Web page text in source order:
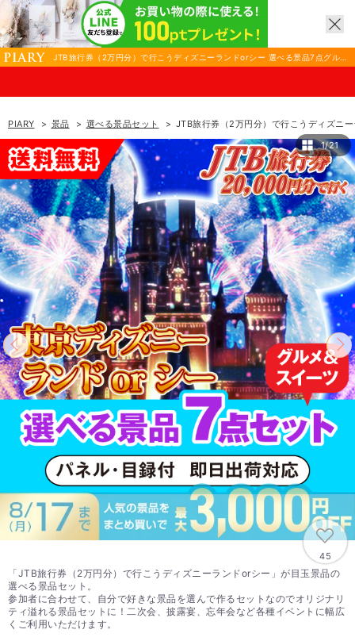
JTB旅行券（2万円分）で行こうディズニーランドorシー 選べる景品7点グルメ
セット| 結婚式 二次会 忘年会におすすめ！|景品ならPIARY（ピアリー）
PIARY 景品 選べる景品セット
JTB旅行券（2万円分）で行こうディズニ
1/21
45
「JTB旅行券（2万円分）で行こうディズニーランドorシー」が目玉景品の
選べる景品セット。
参加者に合わせて、自分で好きな景品を選んで作るセットなのでオリジナリ
ティ溢れる景品セットに！二次会、披露宴、忘年会など各種イベントに幅広
くご利用いただけます。